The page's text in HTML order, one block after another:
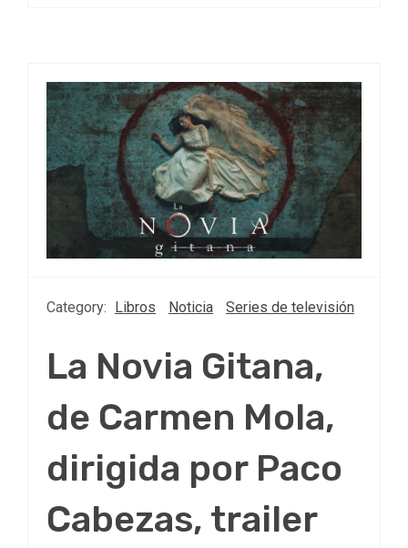
Category: Libros Noticia Series de televisión
La Novia Gitana,
de Carmen Mola,
dirigida por Paco
Cabezas, trailer